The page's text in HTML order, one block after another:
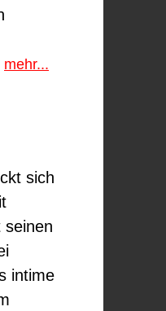
mehr...
sich
seinen
intime